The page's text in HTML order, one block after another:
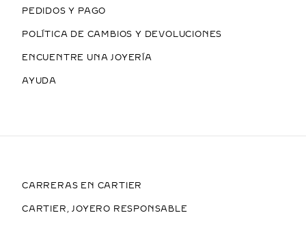
PEDIDOS Y PAGO
POLÍTICA DE CAMBIOS Y DEVOLUCIONES
ENCUENTRE UNA JOYERÍA
AYUDA
CARRERAS EN CARTIER
CARTIER, JOYERO RESPONSABLE